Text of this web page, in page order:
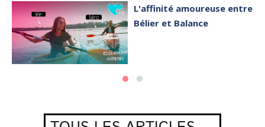
L'affinité amoureuse entre
Bélier et Balance